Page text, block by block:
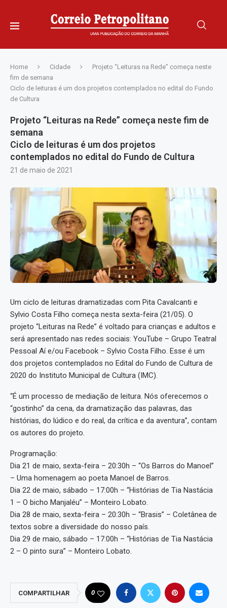
Home Cidade
Projeto “Leituras na Rede” começa neste
fim de semana
Ciclo de leituras é um dos projetos contemplados no edital do Fundo
de Cultura
Projeto “Leituras na Rede” começa neste fim de
semana
Ciclo de leituras é um dos projetos
contemplados no edital do Fundo de Cultura
21 de maio de 2021
Um ciclo de leituras dramatizadas com Pita Cavalcanti e
Sylvio Costa Filho começa nesta sexta-feira (21/05). O
projeto “Leituras na Rede” é voltado para crianças e adultos e
será apresentado nas redes sociais: YouTube – Grupo Teatral
Pessoal Aí e/ou Facebook – Sylvio Costa Filho. Esse é um
dos projetos contemplados no Edital do Fundo de Cultura de
2020 do Instituto Municipal de Cultura (IMC).
“É um processo de mediação de leitura. Nós oferecemos o
“gostinho” da cena, da dramatização das palavras, das
histórias, do lúdico e do real, da crítica e da aventura”, contam
os autores do projeto.
Programação:
Dia 21 de maio, sexta-feira – 20:30h – “Os Barros do Manoel”
– Uma homenagem ao poeta Manoel de Barros.
Dia 22 de maio, sábado – 17:00h – “Histórias de Tia Nastácia
1 – O bicho Manjaléu” – Monteiro Lobato.
Dia 28 de maio, sexta-feira – 20:30h – “Brasis” – Coletânea de
textos sobre a diversidade do nosso país.
Dia 29 de maio, sábado – 17:00h – “Histórias de Tia Nastácia
2 – O pinto sura” – Monteiro Lobato.
COMPARTILHAR 0